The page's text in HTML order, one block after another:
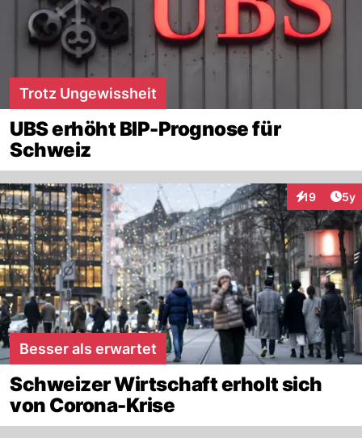
Trotz Ungewissheit
UBS erhöht BIP-Prognose für
Schweiz
19 5y
Besser als erwartet
Schweizer Wirtschaft erholt sich
von Corona-Krise